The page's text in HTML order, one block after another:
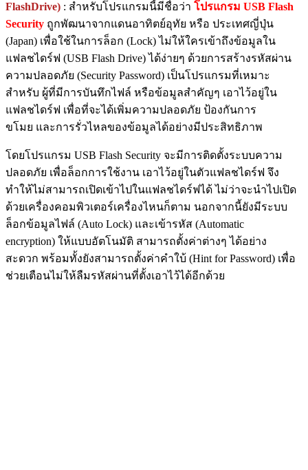
FlashDrive) : สำหรับโปรแกรมนี้มีชื่อว่า โปรแกรม USB Flash
Security ถูกพัฒนาจากแดนอาทิตย์อุทัย หรือ ประเทศญี่ปุ่น
(Japan) เพื่อใช้ในการล็อก (Lock) ไม่ให้ใครเข้าถึงข้อมูลใน
แฟลชไดร์ฟ (USB Flash Drive) ได้ง่ายๆ ด้วยการสร้างรหัสผ่าน
ความปลอดภัย (Security Password) เป็นโปรแกรมที่เหมาะ
สำหรับ ผู้ที่มีการบันทึกไฟล์ หรือข้อมูลสำคัญๆ เอาไว้อยู่ใน
แฟลชไดร์ฟ เพื่อที่จะได้เพิ่มความปลอดภัย ป้องกันการ
ขโมย และการรั่วไหลของข้อมูลได้อย่างมีประสิทธิภาพ
โดยโปรแกรม USB Flash Security จะมีการติดตั้งระบบความ
ปลอดภัย เพื่อล็อกการใช้งาน เอาไว้อยู่ในตัวแฟลชไดร์ฟ จึง
ทำให้ไม่สามารถเปิดเข้าไปในแฟลชไดร์ฟได้ ไม่ว่าจะนำไปเปิด
ด้วยเครื่องคอมพิวเตอร์เครื่องไหนก็ตาม นอกจากนี้ยังมีระบบ
ล็อกข้อมูลไฟล์ (Auto Lock) และเข้ารหัส (Automatic
encryption) ให้แบบอัตโนมัติ สามารถตั้งค่าต่างๆ ได้อย่าง
สะดวก พร้อมทั้งยังสามารถตั้งค่าคำใบ้ (Hint for Password) เพื่อ
ช่วยเตือนไม่ให้ลืมรหัสผ่านที่ตั้งเอาไว้ได้อีกด้วย